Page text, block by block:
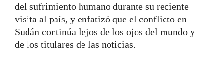
del sufrimiento humano durante su reciente
visita al país, y enfatizó que el conflicto en
Sudán continúa lejos de los ojos del mundo y
de los titulares de las noticias.